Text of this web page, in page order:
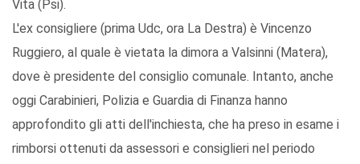
Vita (Psi).
L'ex consigliere (prima Udc, ora La Destra) è Vincenzo
Ruggiero, al quale è vietata la dimora a Valsinni (Matera),
dove è presidente del consiglio comunale. Intanto, anche
oggi Carabinieri, Polizia e Guardia di Finanza hanno
approfondito gli atti dell'inchiesta, che ha preso in esame i
rimborsi ottenuti da assessori e consiglieri nel periodo